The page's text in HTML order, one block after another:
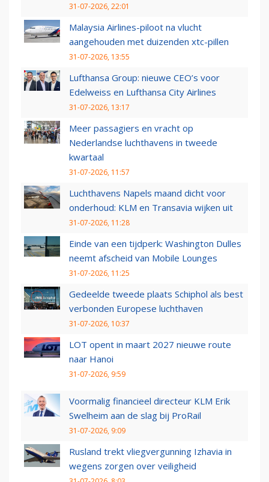
31-07-2026, 22:01
Malaysia Airlines-piloot na vlucht
aangehouden met duizenden xtc-pillen
31-07-2026, 13:55
Lufthansa Group: nieuwe CEO’s voor
Edelweiss en Lufthansa City Airlines
31-07-2026, 13:17
Meer passagiers en vracht op
Nederlandse luchthavens in tweede
kwartaal
31-07-2026, 11:57
Luchthavens Napels maand dicht voor
onderhoud: KLM en Transavia wijken uit
31-07-2026, 11:28
Einde van een tijdperk: Washington Dulles
neemt afscheid van Mobile Lounges
31-07-2026, 11:25
Gedeelde tweede plaats Schiphol als best
verbonden Europese luchthaven
31-07-2026, 10:37
LOT opent in maart 2027 nieuwe route
naar Hanoi
31-07-2026, 9:59
Voormalig financieel directeur KLM Erik
Swelheim aan de slag bij ProRail
31-07-2026, 9:09
Rusland trekt vliegvergunning Izhavia in
wegens zorgen over veiligheid